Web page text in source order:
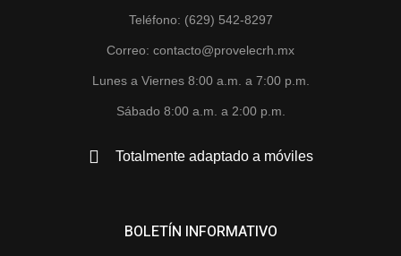
Teléfono: (629) 542-8297
Correo: contacto@provelecrh.mx
Lunes a Viernes 8:00 a.m. a 7:00 p.m.
Sábado 8:00 a.m. a 2:00 p.m.
Totalmente adaptado a móviles
BOLETÍN INFORMATIVO